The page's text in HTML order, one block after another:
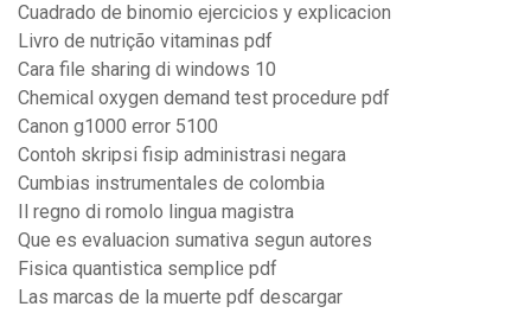
Cuadrado de binomio ejercicios y explicacion
Livro de nutrição vitaminas pdf
Cara file sharing di windows 10
Chemical oxygen demand test procedure pdf
Canon g1000 error 5100
Contoh skripsi fisip administrasi negara
Cumbias instrumentales de colombia
Il regno di romolo lingua magistra
Que es evaluacion sumativa segun autores
Fisica quantistica semplice pdf
Las marcas de la muerte pdf descargar